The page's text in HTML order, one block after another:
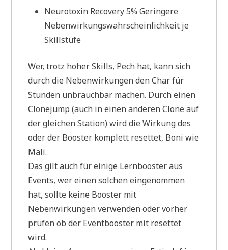
Neurotoxin Recovery 5% Geringere
Nebenwirkungswahrscheinlichkeit je
Skillstufe
Wer, trotz hoher Skills, Pech hat, kann sich
durch die Nebenwirkungen den Char für
Stunden unbrauchbar machen. Durch einen
Clonejump (auch in einen anderen Clone auf
der gleichen Station) wird die Wirkung des
oder der Booster komplett resettet, Boni wie
Mali.
Das gilt auch für einige Lernbooster aus
Events, wer einen solchen eingenommen
hat, sollte keine Booster mit
Nebenwirkungen verwenden oder vorher
prüfen ob der Eventbooster mit resettet
wird.